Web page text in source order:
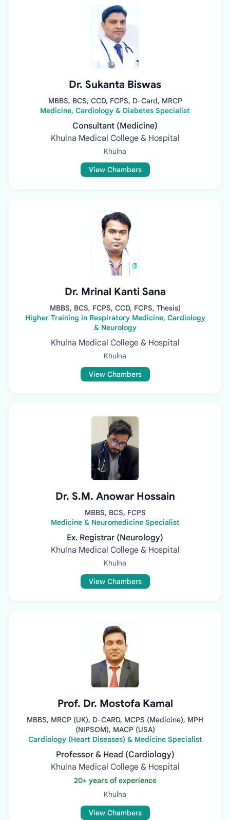
Dr. Sukanta Biswas
MBBS, BCS, CCD, FCPS, D-Card, MRCP
Medicine, Cardiology & Diabetes Specialist
Consultant (Medicine)
Khulna Medical College & Hospital
Khulna
View Chambers
Dr. Mrinal Kanti Sana
MBBS, BCS, FCPS, CCD, FCPS, Thesis)
Higher Training in Respiratory Medicine, Cardiology
& Neurology
Khulna Medical College & Hospital
Khulna
View Chambers
Dr. S.M. Anowar Hossain
MBBS, BCS, FCPS
Medicine & Neuromedicine Specialist
Ex. Registrar (Neurology)
Khulna Medical College & Hospital
Khulna
View Chambers
Prof. Dr. Mostofa Kamal
MBBS, MRCP (UK), D-CARD, MCPS (Medicine), MPH
(NIPSOM), MACP (USA)
Cardiology (Heart Diseases) & Medicine Specialist
Professor & Head (Cardiology)
Khulna Medical College & Hospital
20+ years of experience
Khulna
View Chambers